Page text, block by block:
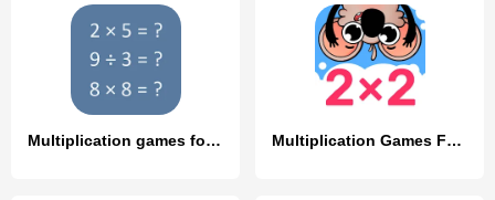
Multiplication games for kids Multiplication Games For Kids.